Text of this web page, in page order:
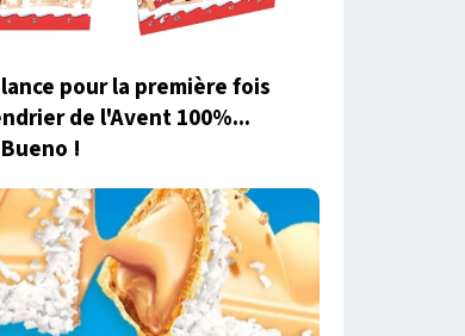
pour la première fois
de l'Avent 100%...
!